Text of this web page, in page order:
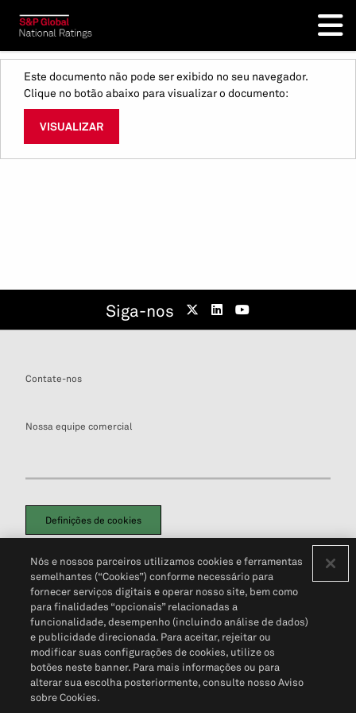
Este documento não pode ser exibido no seu navegador.
Clique no botão abaixo para visualizar o documento:
VISUALIZAR
Siga-nos
Contate-nos
Nossa equipe comercial
Definições de cookies
Política de PrivacidadePortal de privacidade do cliente (em inglês)
Não Venda Minhas Informações Pessoais© 2026 S&P Global
Nós e nossos parceiros utilizamos cookies e ferramentas
semelhantes (“Cookies”) conforme necessário para
fornecer serviços digitais e operar nosso site, bem como
para finalidades “opcionais” relacionadas a
funcionalidade, desempenho (incluindo análise de dados)
e publicidade direcionada. Para aceitar, rejeitar ou
modificar suas configurações de cookies, utilize os
botões neste banner. Para mais informações ou para
alterar sua escolha posteriormente, consulte nosso Aviso
sobre Cookies.